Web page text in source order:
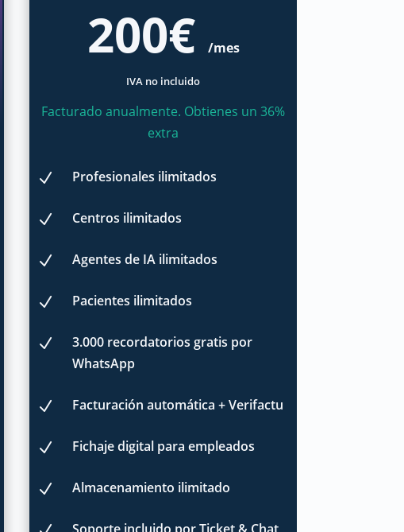
200€ /mes
IVA no incluido
Facturado anualmente. Obtienes un 36%
extra
N Profesionales ilimitados
N Centros ilimitados
N Agentes de IA ilimitados
N Pacientes ilimitados
N
3.000 recordatorios gratis por
WhatsApp
N Facturación automática + Verifactu
N Fichaje digital para empleados
N Almacenamiento ilimitado